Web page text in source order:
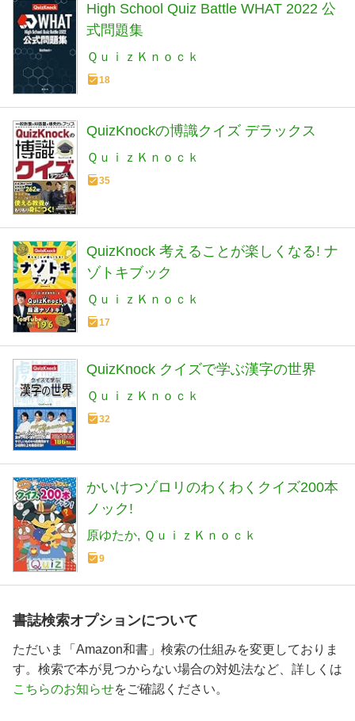
High School Quiz Battle WHAT 2022 公
式問題集
ＱｕｉｚＫｎｏｃｋ
18
QuizKnockの博識クイズ デラックス
ＱｕｉｚＫｎｏｃｋ
35
QuizKnock 考えることが楽しくなる! ナ
ゾトキブック
ＱｕｉｚＫｎｏｃｋ
17
QuizKnock クイズで学ぶ漢字の世界
ＱｕｉｚＫｎｏｃｋ
32
かいけつゾロリのわくわくクイズ200本
ノック!
原ゆたか ＱｕｉｚＫｎｏｃｋ
9
書誌検索オプションについて
ただいま「Amazon和書」検索の仕組みを変更しておりま
す。検索で本が見つからない場合の対処法など、詳しくは
こちらのお知らせをご確認ください。